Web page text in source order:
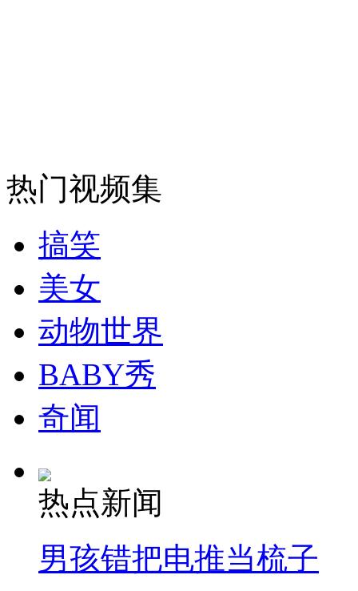
司机酒驾遇交警 急速倒车逃窜
热门视频集
搞笑
美女
动物世界
BABY秀
奇闻
热点新闻
男孩错把电推当梳子